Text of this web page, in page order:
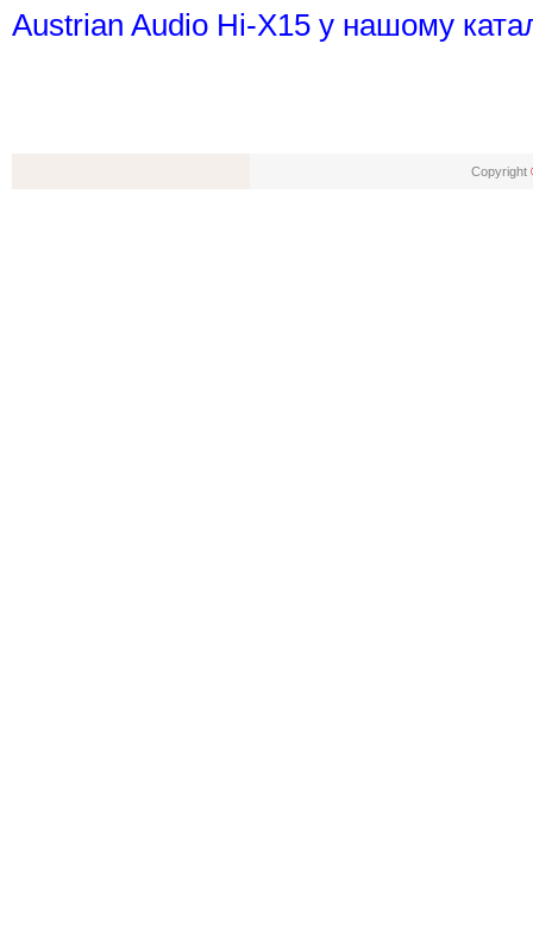
Austrian Audio Hi-X15 у нашому
Copyright